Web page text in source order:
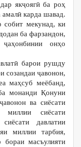
якҷоягӣ ба роҳ
карда шавад.
собит мекунад, ки
ба фарзандон,
онҳо
барои рушду
созандаи ҷавонон,
маҳсуб меёбанд,
монанди Қонуни
ва сиёсати
миллии сиёсати
давлатии
миллии тарбия,
масъулияти